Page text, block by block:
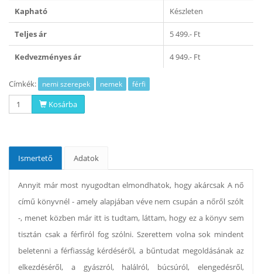
Kapható Készleten
Teljes ár 5 499.- Ft
Kedvezményes ár 4 949.- Ft
Címkék: nemi szerepek nemek férfi
Kosárba
Ismertető Adatok
Annyit már most nyugodtan elmondhatok, hogy akárcsak A nő
című könyvnél - amely alapjában véve nem csupán a nőről szólt
-, menet közben már itt is tudtam, láttam, hogy ez a könyv sem
tisztán csak a férfiról fog szólni. Szerettem volna sok mindent
beletenni a férfiasság kérdéséről, a bűntudat megoldásának az
elkezdéséről, a gyászról, halálról, búcsúról, elengedésről,